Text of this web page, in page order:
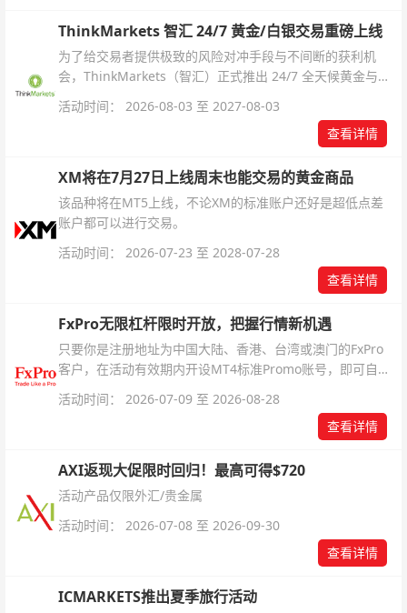
ThinkMarkets 智汇 24/7 黄金/白银交易重磅上线
为了给交易者提供极致的风险对冲手段与不间断的获利机
会，ThinkMarkets（智汇）正式推出 24/7 全天候黄金与白
杆配置、支持软件及交易细则。
活动时间： 2026-08-03 至 2027-08-03
查看详情
XM将在7月27日上线周末也能交易的黄金商品
该品种将在MT5上线，不论XM的标准账户还好是超低点差
账户都可以进行交易。
活动时间： 2026-07-23 至 2028-07-28
查看详情
FxPro无限杠杆限时开放，把握行情新机遇
只要你是注册地址为中国大陆、香港、台湾或澳门的FxPro
客户，在活动有效期内开设MT4标准Promo账号，即可自动
活动时间： 2026-07-09 至 2026-08-28
查看详情
AXI返现大促限时回归！最高可得$720
活动产品仅限外汇/贵金属
活动时间： 2026-07-08 至 2026-09-30
查看详情
ICMARKETS推出夏季旅行活动